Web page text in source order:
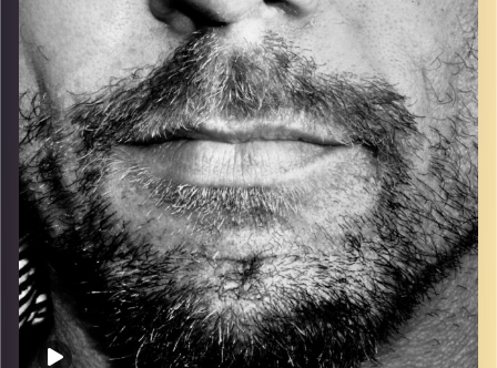
קרדיט תמונות: David Goehring